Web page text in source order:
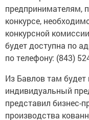
предпринимателям,
конкурсе,
конкурсной
будет доступна по
по телефону: (843)
Из Бавлов там будет
индивидуальный
представил бизнес-
производства